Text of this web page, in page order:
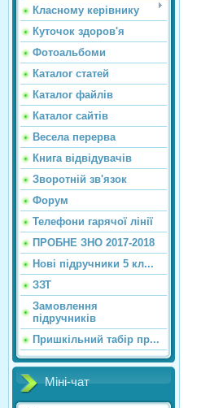
Класному керівнику
Куточок здоров'я
Фотоальбоми
Каталог статей
Каталог файлів
Каталог сайтiв
Весела перерва
Книга відвідувачів
Зворотній зв'язок
Форум
Телефони гарячої лінії
ПРОБНЕ ЗНО 2017-2018
Нові підручники 5 кл...
ЗЗТ
Замовлення
підручників
Пришкільний табір пр...
Міні-чат